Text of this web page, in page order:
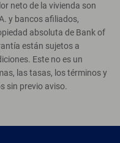
neto de la vivienda son
y bancos afiliados,
absoluta de Bank of
están sujetos a
Este no es un
las tasas, los términos y
sin previo aviso.